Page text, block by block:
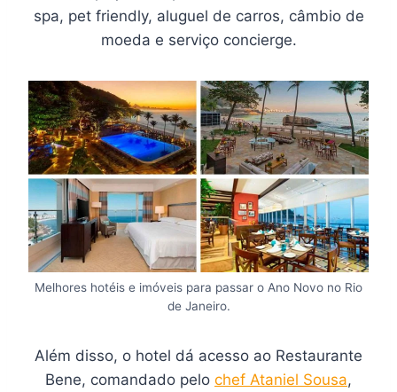
spa, pet friendly, aluguel de carros, câmbio de
moeda e serviço concierge.
Melhores hotéis e imóveis para passar o Ano Novo no Rio
de Janeiro.
Além disso, o hotel dá acesso ao Restaurante
Bene, comandado pelo chef Ataniel Sousa,